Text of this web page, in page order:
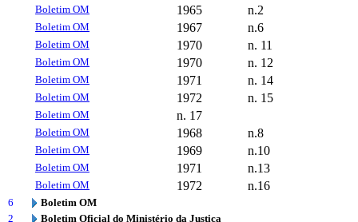
Boletim OM
1965 n.2
Boletim OM 1967 n.6
Boletim OM 1970 n. 11
Boletim OM 1970 n. 12
Boletim OM 1971 n. 14
Boletim OM 1972 n. 15
Boletim OM n. 17
Boletim OM 1968 n.8
Boletim OM 1969 n.10
Boletim OM 1971 n.13
Boletim OM 1972 n.16
6
Boletim OM
2
Boletim Oficial do Ministério da Justiça